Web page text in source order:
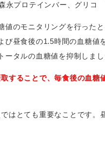
永プロテインバー、グリ
値のモニタリングを行った
び昼食後の1.5時間の血糖値
ータルの血糖値を抑制しま
することで、毎食後の血糖
はとても重要なことです。